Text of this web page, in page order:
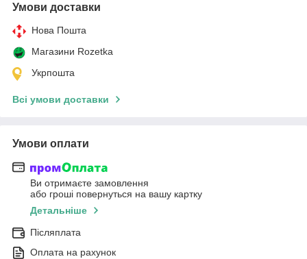
Умови доставки
Нова Пошта
Магазини Rozetka
Укрпошта
Всі умови доставки
Умови оплати
Ви отримаєте замовлення
або гроші повернуться на вашу картку
Детальніше
Післяплата
Оплата на рахунок